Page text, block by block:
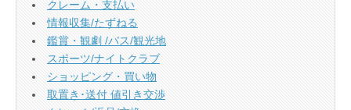
クレーム・支払い
情報収集/たずねる
鑑賞・観劇 /バス/観光地
スポーツ/ナイトクラブ
ショッピング・買い物
取置き･送付 値引き交渉